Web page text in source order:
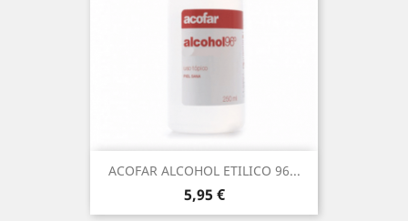
ACOFAR ALCOHOL ETILICO 96...
Precio
5,95 €